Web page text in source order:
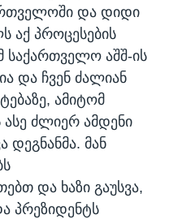
და დიდი
აქ პროცესების
საქართველო აშშ-ის
და ჩვენ ძალიან
ამიტომ
ძლიერ ამდენი
დეგნანმა. მან
და ხაზი გაუსვა,
პრეზიდენტს